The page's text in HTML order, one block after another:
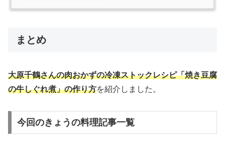
まとめ
大原千鶴さんの肉おかずの冷凍ストックレシピ「焼き豆腐
の牛しぐれ煮」の作り方を紹介しました。
今回のきょうの料理記事一覧